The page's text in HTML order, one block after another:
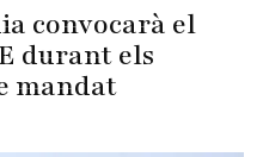
convocarà el
durant els
mandat